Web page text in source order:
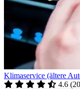
Klimaservice (ältere
4.6 (